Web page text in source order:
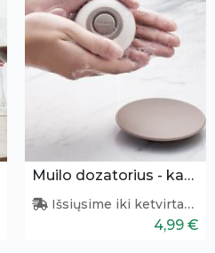
Muilo dozatorius - kapsulė
Išsiųsime iki ketvirtadienio
4,99 €